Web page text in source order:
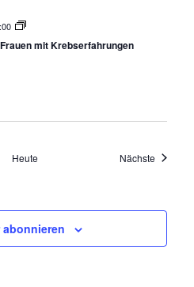
mit Krebserfahrungen
Heute Nächste
abonnieren